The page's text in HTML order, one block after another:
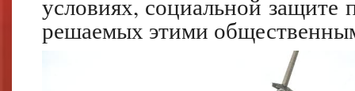
условиях, социальной защите
решаемых этими